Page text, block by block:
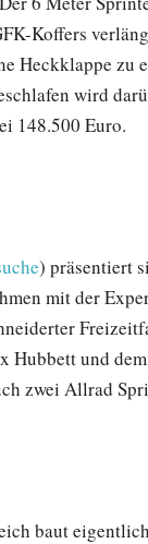
Koffers
Heckklappe zu
wird
148.500 Euro.
) präsentiert
mit der
Hubbett und
zwei Allrad
baut